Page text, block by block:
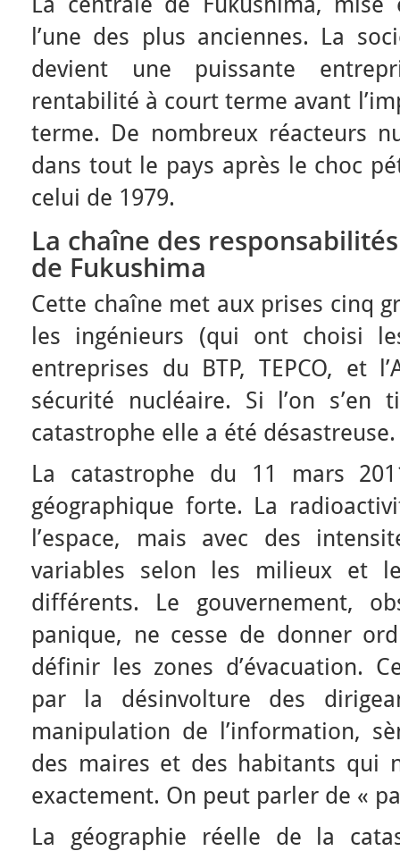
l’une des plus anciennes. La
devient une puissante
rentabilité à court terme avant
terme. De nombreux réacteurs
dans tout le pays après le choc
celui de 1979.
La chaîne des
de Fukushima
Cette chaîne met aux prises cinq
les ingénieurs (qui ont choisi
entreprises du BTP, TEPCO, et
sécurité nucléaire. Si l’on
catastrophe elle a été désastreuse.
La catastrophe du 11 mars
géographique forte. La
l’espace, mais avec des
variables selon les milieux et
différents. Le gouvernement,
panique, ne cesse de donner
définir les zones d’évacuation.
par la désinvolture des
manipulation de l’information,
des maires et des habitants qui
exactement. On peut parler de «
La géographie réelle de la